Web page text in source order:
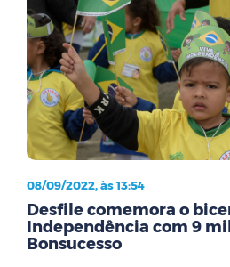
08/09/2022, às 13:54
Desfile comemora o
Independência com 9 mil
Bonsucesso